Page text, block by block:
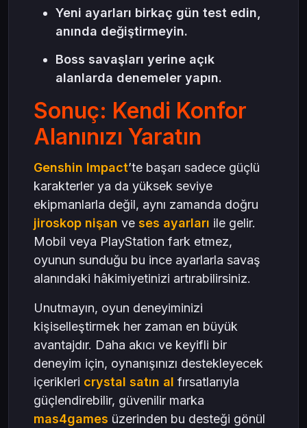
Yeni ayarları birkaç gün test edin,
anında değiştirmeyin.
Boss savaşları yerine açık
alanlarda denemeler yapın.
Sonuç: Kendi Konfor
Alanınızı Yaratın
Genshin Impact’te başarı sadece güçlü
karakterler ya da yüksek seviye
ekipmanlarla değil, aynı zamanda doğru
jiroskop nişan ve ses ayarları ile gelir.
Mobil veya PlayStation fark etmez,
oyunun sunduğu bu ince ayarlarla savaş
alanındaki hâkimiyetinizi artırabilirsiniz.
Unutmayın, oyun deneyiminizi
kişiselleştirmek her zaman en büyük
avantajdır. Daha akıcı ve keyifli bir
deneyim için, oynanışınızı destekleyecek
içerikleri crystal satın al fırsatlarıyla
güçlendirebilir, güvenilir marka
mas4games üzerinden bu desteği gönül